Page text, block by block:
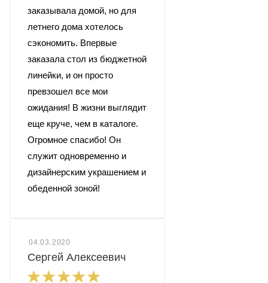
заказывала домой, но для
летнего дома хотелось
сэкономить. Впервые
заказала стол из бюджетной
линейки, и он просто
превзошел все мои
ожидания! В жизни выглядит
еще круче, чем в каталоге.
Огромное спасибо! Он
служит одновременно и
дизайнерским украшением и
обеденной зоной!
04.03.2020
Сергей Алексеевич